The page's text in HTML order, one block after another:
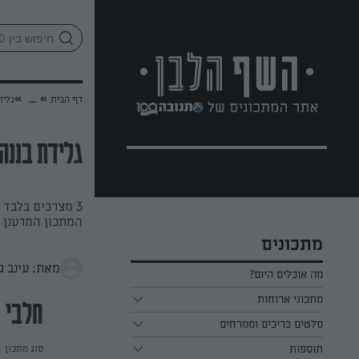
מתכונים
מה אוכלים היום?
מתכוני ארוחות
ארוחת בוקר
ארוחת צהריים
סלטים כריכים וממרחים
כל הסלטים כריכים וממרחים
תוספות
דף הבית »
...
»
גלידת
3 מצרכים
המתכון
מאת: עינב
חלבי
סוג מתכון